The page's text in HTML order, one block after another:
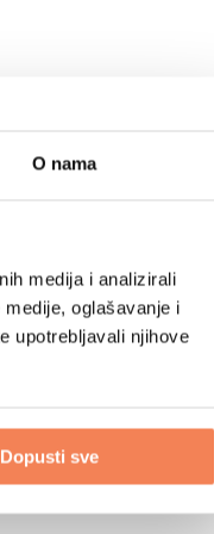
O nama
medija i analizirali
oglašavanje i
upotrebljavali njihove
Dopusti sve